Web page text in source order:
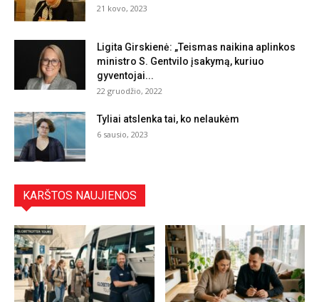
21 kovo, 2023
Ligita Girskienė: „Teismas naikina aplinkos
ministro S. Gentvilo įsakymą, kuriuo
gyventojai...
22 gruodžio, 2022
Tyliai atslenka tai, ko nelaukėm
6 sausio, 2023
KARŠTOS NAUJIENOS